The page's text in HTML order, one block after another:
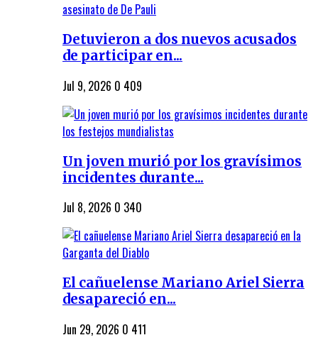
Detuvieron a dos nuevos acusados
de participar en...
Jul 9, 2026 0 409
Un joven murió por los gravísimos
incidentes durante...
Jul 8, 2026 0 340
El cañuelense Mariano Ariel Sierra
desapareció en...
Jun 29, 2026 0 411